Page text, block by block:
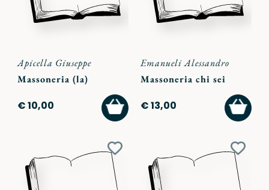
Apicella Giuseppe
Massoneria (la)
€ 10,00
AGGIUNGI
AL
CARRELLO
Emanueli Alessandro
Massoneria chi sei
€ 13,00
AL
Aggiungi
ai
preferiti
ai